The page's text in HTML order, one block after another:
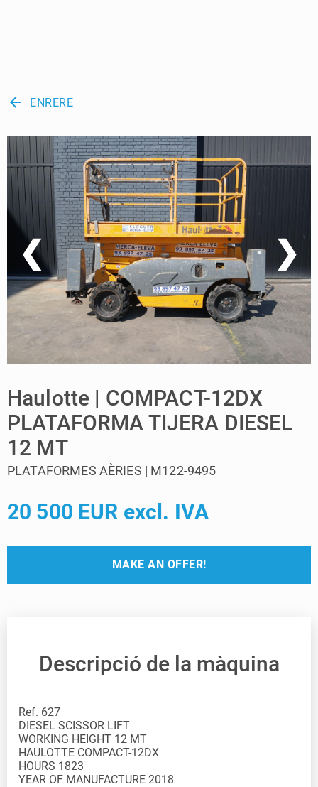
arrow_back ENRERE
❮ ❯
Haulotte | COMPACT-12DX
PLATAFORMA TIJERA DIESEL
12 MT
PLATAFORMES AÈRIES | M122-9495
20 500 EUR excl. IVA
MAKE AN OFFER!
Descripció de la màquina
Ref. 627
DIESEL SCISSOR LIFT
WORKING HEIGHT 12 MT
HAULOTTE COMPACT-12DX
HOURS 1823
YEAR OF MANUFACTURE 2018